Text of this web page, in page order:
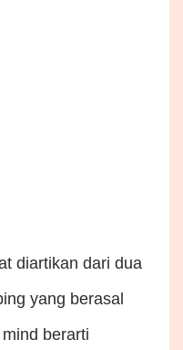
diartikan dari dua
yang berasal
berarti